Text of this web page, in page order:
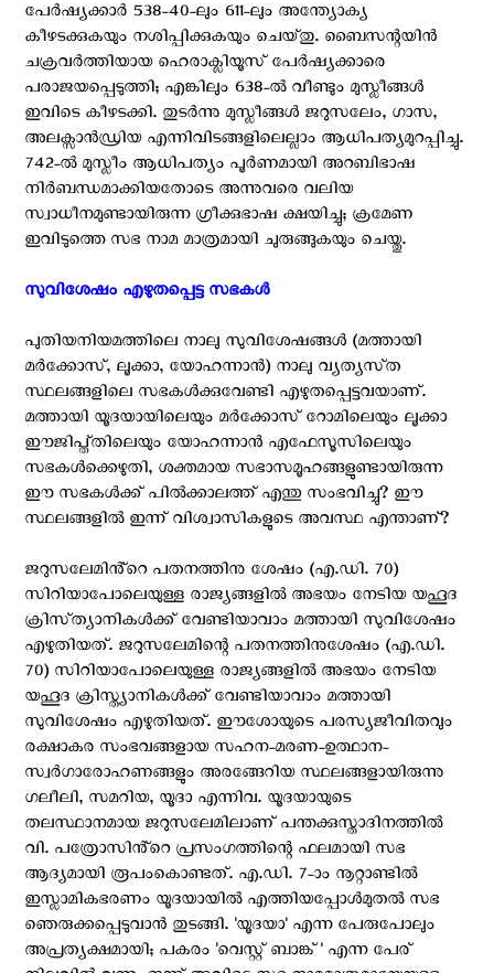
പേർഷ്യക്കാർ 538-40-ലും 611-ലും അന്ത്യോക്യ
കീഴടക്കുകയും നശിപ്പിക്കുകയും ചെയ്‌തു. ബൈസന്റയിൻ
ചക്രവർത്തിയായ ഹെരാക്ലിയൂസ് പേർഷ്യക്കാരെ
പരാജയപ്പെടുത്തി; എങ്കിലും 638-ൽ വീണ്ടും മുസ്ലീങ്ങൾ
ഇവിടെ കീഴടക്കി. തുടർന്നു മുസ്ലീങ്ങൾ ജറുസലേം, ഗാസ,
അലക്സാൻഡ്രിയ എന്നിവിടങ്ങളിലെല്ലാം ആധിപത്യമുറപ്പിച്ചു.
742-ൽ മുസ്ലീം ആധിപത്യം പൂർണമായി അറബിഭാഷ
നിർബന്ധമാക്കിയതോടെ അന്നുവരെ വലിയ
സ്വാധീനമുണ്ടായിരുന്ന ഗ്രീക്കുഭാഷ ക്ഷയിച്ചു; ക്രമേണ
ഇവിടുത്തെ സഭ നാമ മാത്രമായി ചുരുങ്ങുകയും ചെയ്തു.
സുവിശേഷം എഴുതപ്പെട്ട സഭകൾ ‍
പുതിയനിയമത്തിലെ നാലു സുവിശേഷങ്ങള്‍ (മത്തായി
മർക്കോസ്, ലൂക്കാ, യോഹന്നാൻ) നാലു വ്യത്യസ്‌ത
സ്ഥലങ്ങളിലെ സഭകൾക്കുവേണ്ടി എഴുതപ്പെട്ടവയാണ്.
മത്തായി യൂദയായിലെയും മർക്കോസ് റോമിലെയും ലൂക്കാ
ഈജിപ്ത്‌തിലെയും യോഹന്നാൻ എഫേസൂസിലെയും
സഭകൾക്കെഴുതി, ശക്തമായ സഭാസമൂഹങ്ങളുണ്ടായിരുന്ന
ഈ സഭകൾക്ക് പിൽക്കാലത്ത് എന്തു സംഭവിച്ചു? ഈ
സ്ഥലങ്ങളിൽ ഇന്ന് വിശ്വാസികളുടെ അവസ്ഥ എന്താണ്?
ജറുസലേമിൻ്റെ പതനത്തിനു ശേഷം (എ.ഡി. 70)
സിറിയാപോലെയുള്ള രാജ്യങ്ങളിൽ അഭയം നേടിയ യഹൂദ
ക്രിസ്‌ത്യാനികൾക്ക് വേണ്ടിയാവാം മത്തായി സുവിശേഷം
എഴുതിയത്. ജറുസലേമിന്റെ പതനത്തിനുശേഷം (എ.ഡി.
70) സിറിയാപോലെയുള്ള രാജ്യങ്ങളിൽ അഭയം നേടിയ
യഹൂദ ക്രിസ്ത്യാനികൾക്ക് വേണ്ടിയാവാം മത്തായി
സുവിശേഷം എഴുതിയത്. ഈശോയുടെ പരസ്യജീവിതവും
രക്ഷാകര സംഭവങ്ങളായ സഹന-മരണ-ഉത്ഥാന-
സ്വർഗാരോഹണങ്ങളും അരങ്ങേറിയ സ്ഥലങ്ങളായിരുന്നു
ഗലീലി, സമറിയ, യൂദാ എന്നിവ. യൂദയായുടെ
തലസ്ഥാനമായ ജറുസലേമിലാണ് പന്തക്കുസ്താദിനത്തിൽ
വി. പത്രോസിൻ്റെ പ്രസംഗത്തിന്റെ ഫലമായി സഭ
ആദ്യമായി രൂപംകൊണ്ടത്. എ.ഡി. 7-ാം നൂറ്റാണ്ടിൽ
ഇസ്ലാമികഭരണം യൂദയായിൽ എത്തിയപ്പോൾമുതൽ സഭ
ഞെരുക്കപ്പെടുവാൻ തുടങ്ങി. 'യൂദയാ' എന്ന പേരുപോലും
അപ്രത്യക്ഷമായി; പകരം 'വെസ്റ്റ് ബാങ്ക്' എന്ന പേര്